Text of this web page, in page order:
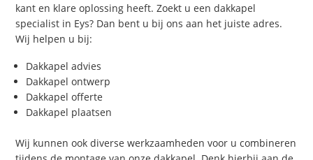
kant en klare oplossing heeft. Zoekt u een dakkapel
specialist in Eys? Dan bent u bij ons aan het juiste adres.
Wij helpen u bij:
Dakkapel advies
Dakkapel ontwerp
Dakkapel offerte
Dakkapel plaatsen
Wij kunnen ook diverse werkzaamheden voor u combineren